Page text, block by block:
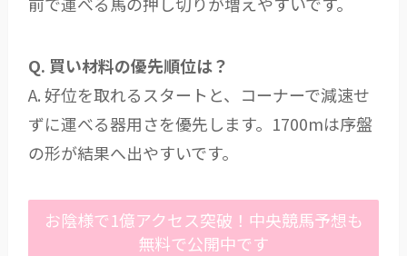
Q. 買い材料の優先順位は？
A. 好位を取れるスタートと、コーナーで減速せ
ずに運べる器用さを優先します。1700mは序盤
の形が結果へ出やすいです。
お陰様で1億アクセス突破！中央競馬予想も
無料で公開中です